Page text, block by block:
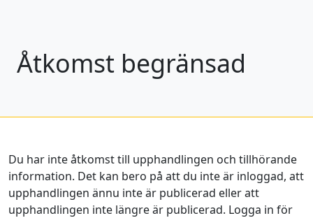
Åtkomst begränsad
Du har inte åtkomst till upphandlingen och tillhörande
information. Det kan bero på att du inte är inloggad, att
upphandlingen ännu inte är publicerad eller att
upphandlingen inte längre är publicerad. Logga in för